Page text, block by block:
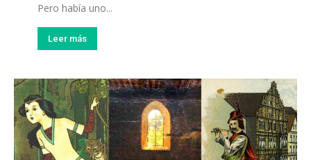
Pero había uno...
Leer más